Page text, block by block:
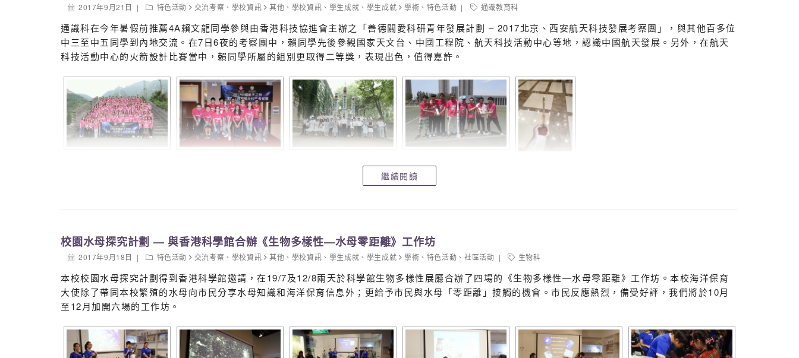
2017年9月21日 特色活動 交流考察 、 學校資訊 其他 、 學校資訊 、 學生成就 、 學生成就 學術 、 特色活動 通識教育科
通識科在今年暑假前推薦4A賴文龍同學參與由香港科技協進會主辦之「善德關愛科研青年發展計劃 – 2017北京、西安航天科技發展考察團」，與其他百多位
中三至中五同學到內地交流。在7日6夜的考察團中，賴同學先後參觀國家天文台、中國工程院、航天科技活動中心等地，認識中國航天發展。另外，在航天
科技活動中心的火箭設計比賽當中，賴同學所屬的組別更取得二等獎，表現出色，值得嘉許。
繼續閱讀
校園水母探究計劃 — 與香港科學館合辦《生物多樣性—水母零距離》工作坊
2017年9月18日 特色活動 交流考察 、 學校資訊 其他 、 學校資訊 、 學生成就 、 學生成就 學術 、 特色活動 、 社區活動 生物科
本校校園水母探究計劃得到香港科學館邀請，在19/7及12/8兩天於科學館生物多樣性展廳合辦了四場的《生物多樣性—水母零距離》工作坊。本校海洋保育
大使除了帶同本校繁殖的水母向市民分享水母知識和海洋保育信息外；更給予市民與水母「零距離」接觸的機會。巿民反應熱烈，備受好評，我們將於10月
至12月加開六場的工作坊。